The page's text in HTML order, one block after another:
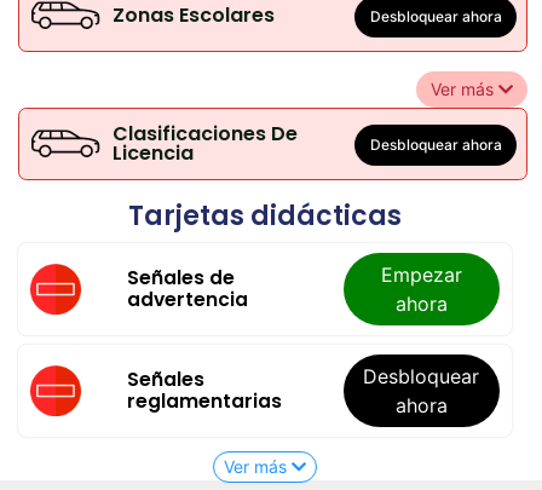
Zonas Escolares Desbloquear ahora
Ver más
Clasificaciones De
Licencia Desbloquear ahora
Tarjetas didácticas
Señales de
advertencia
Empezar
ahora
Señales
reglamentarias
Desbloquear
ahora
Ver más